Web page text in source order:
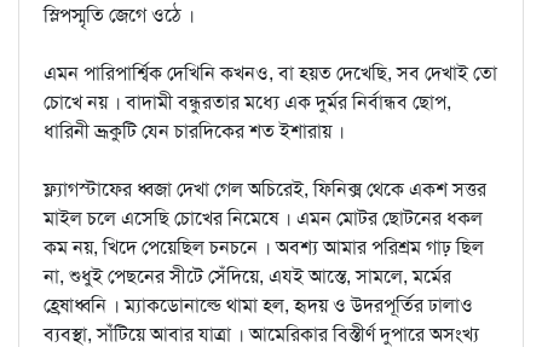
স্লিপস্মৃতি জেগে ওঠে ।
এমন পারিপার্শ্বিক দেখিনি কখনও, বা হয়ত দেখেছি, সব দেখাই তো
চোখে নয় । বাদামী বন্ধুরতার মধ্যে এক দুর্মর নির্বান্ধব ছোপ,
ধারিনী ভ্রূকুটি যেন চারদিকের শত ইশারায় ।
ফ্ল্যাগস্টাফের ধ্বজা দেখা গেল অচিরেই, ফিনিক্স থেকে একশ সত্তর
মাইল চলে এসেছি চোখের নিমেষে । এমন মোটর ছোটনের ধকল
কম নয়, খিদে পেয়েছিল চনচনে । অবশ্য আমার পরিশ্রম গাঢ় ছিল
না, শুধুই পেছনের সীটে সেঁদিয়ে, এযই আস্তে, সামলে, মর্মের
হ্রেষাধ্বনি । ম্যাকডোনাল্ডে থামা হল, হৃদয় ও উদরপূর্তির ঢালাও
ব্যবস্থা, সাঁটিয়ে আবার যাত্রা । আমেরিকার বিস্তীর্ণ দুপারে অসংখ্য